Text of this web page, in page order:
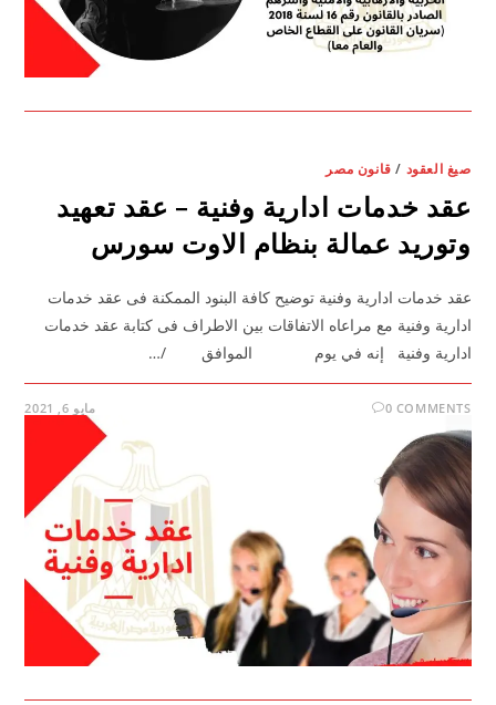
صيغ العقود / قانون مصر
عقد خدمات ادارية وفنية – عقد تعهيد
وتوريد عمالة بنظام الاوت سورس
عقد خدمات ادارية وفنية توضيح كافة البنود الممكنة فى عقد خدمات
ادارية وفنية مع مراعاه الاتفاقات بين الاطراف فى كتابة عقد خدمات
ادارية وفنية إنه في يوم الموافق /…
0 COMMENTS مايو 6, 2021